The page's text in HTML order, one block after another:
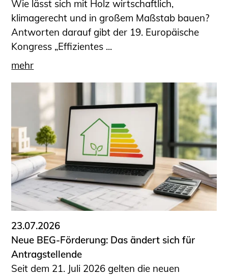
Wie lässt sich mit Holz wirtschaftlich,
klimagerecht und in großem Maßstab bauen?
Antworten darauf gibt der 19. Europäische
Kongress „Effizientes ...
mehr
23.07.2026
Neue BEG-Förderung: Das ändert sich für
Antragstellende
Seit dem 21. Juli 2026 gelten die neuen